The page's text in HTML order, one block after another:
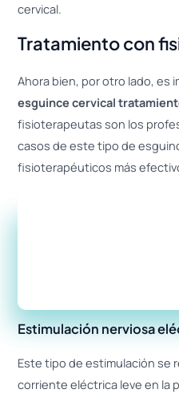
cervical.
Tratamiento con
Ahora bien, por otro lado, es
esguince cervical
fisioterapeutas son los
casos de este tipo de
fisioterapéuticos más
Estimulación nerviosa
Este tipo de estimulación se
corriente eléctrica leve en la